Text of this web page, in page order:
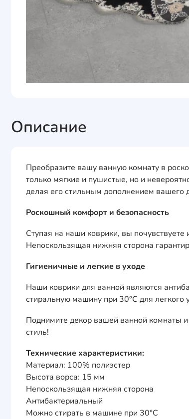
Описание
Преобразите вашу ванную комнату в
только мягкие и пушистые, но и
делая его стильным дополнением вашего
Роскошный комфорт и безопасность
Ступая на наши коврики, вы
Непоскользящая нижняя сторона
Гигиеничные и легкие в уходе
Наши коврики для ванной являются
стиральную машину при 30°C для
Поднимите декор вашей ванной комнаты
стиль!
Технические характеристики:
Материал: 100% полиэстер
Высота ворса: 15 мм
Непоскользящая нижняя сторона
Антибактериальный
Можно стирать в машине при 30°C